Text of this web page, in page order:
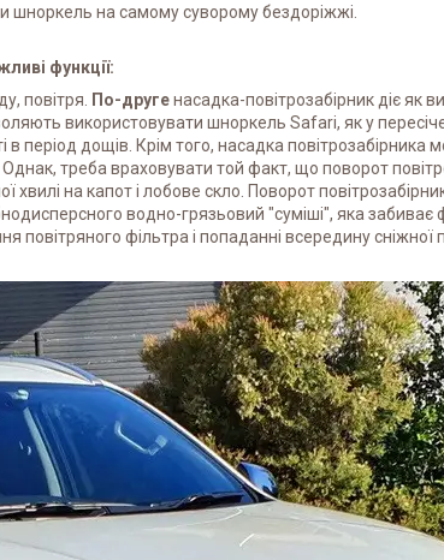
шноркель на самому суворому бездоріжжі.
функції:
повітря. По-другенасадка-повітрозабірник діє як
використовувати шноркель Safari, як у
в період дощів. Крім того, насадка
треба враховувати той факт, що поворот
на капот і лобове скло. Поворот
водно-грязьовий "суміші", яка забиває
повітряного фільтра і попаданні всередину